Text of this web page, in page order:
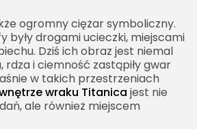
ogromny ciężar symboliczny.
były drogami ucieczki, miejscami
Dziś ich obraz jest niemal
rdza i ciemność zastąpiły gwar
w takich przestrzeniach
wraku Titanica jest nie
ale również miejscem